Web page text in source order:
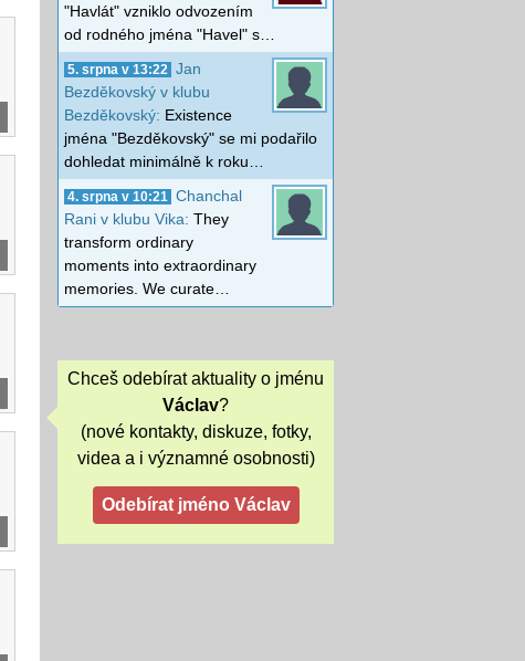
"Havlát" vzniklo odvozením
od rodného jména "Havel" s…
5. srpna v 13:22
Jan
Bezděkovský v klubu
Bezděkovský: Existence
jména "Bezděkovský" se mi podařilo
dohledat minimálně k roku…
4. srpna v 10:21
Chanchal
Rani v klubu Vika: They
transform ordinary
moments into extraordinary
memories. We curate…
Chceš odebírat aktuality o jménu
Václav?
(nové kontakty, diskuze, fotky,
videa a i významné osobnosti)